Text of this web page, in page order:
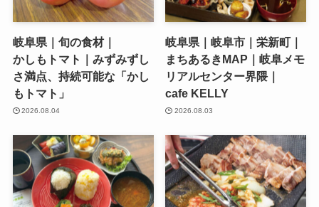
岐阜県｜旬の食材｜
かしもトマト｜みずみずし
さ満点、持続可能な「かし
もトマト」
2026.08.04
岐阜県｜岐阜市｜栄新町｜
まちあるきMAP｜岐阜メモ
リアルセンター界隈｜
cafe KELLY
2026.08.03